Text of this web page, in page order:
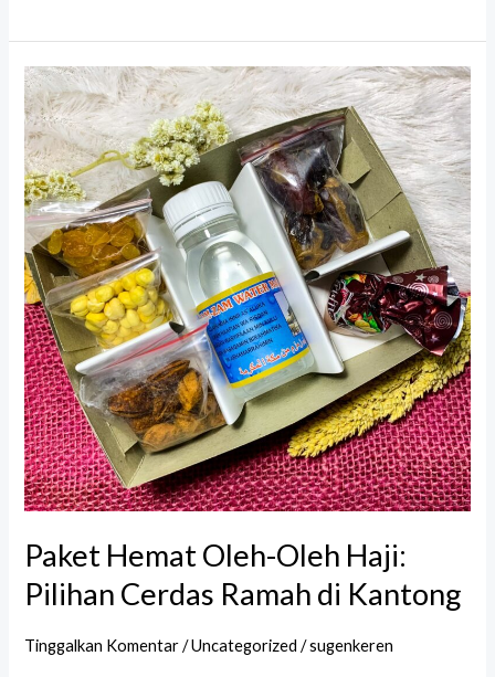
Paket Hemat Oleh-Oleh Haji:
Pilihan Cerdas Ramah di Kantong
Tinggalkan Komentar /Uncategorized /sugenkeren
Paket
Hemat
Oleh-
Oleh
Haji:
Pilihan
Cerdas
Ramah
di
Kantong